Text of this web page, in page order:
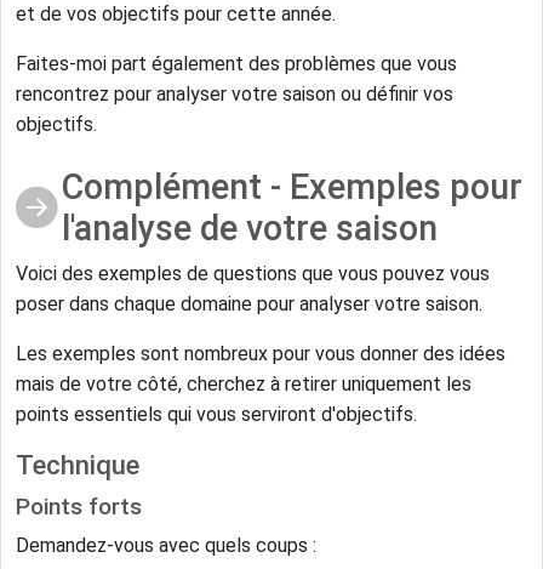
et de vos objectifs pour cette année.
Faites-moi part également des problèmes que vous
rencontrez pour analyser votre saison ou définir vos
objectifs.
Complément - Exemples pour
l'analyse de votre saison
Voici des exemples de questions que vous pouvez vous
poser dans chaque domaine pour analyser votre saison.
Les exemples sont nombreux pour vous donner des idées
mais de votre côté, cherchez à retirer uniquement les
points essentiels qui vous serviront d'objectifs.
Technique
Points forts
Demandez-vous avec quels coups :